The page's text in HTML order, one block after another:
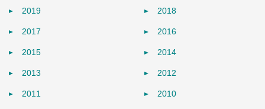
2019 2018
2017 2016
2015 2014
2013 2012
2011 2010